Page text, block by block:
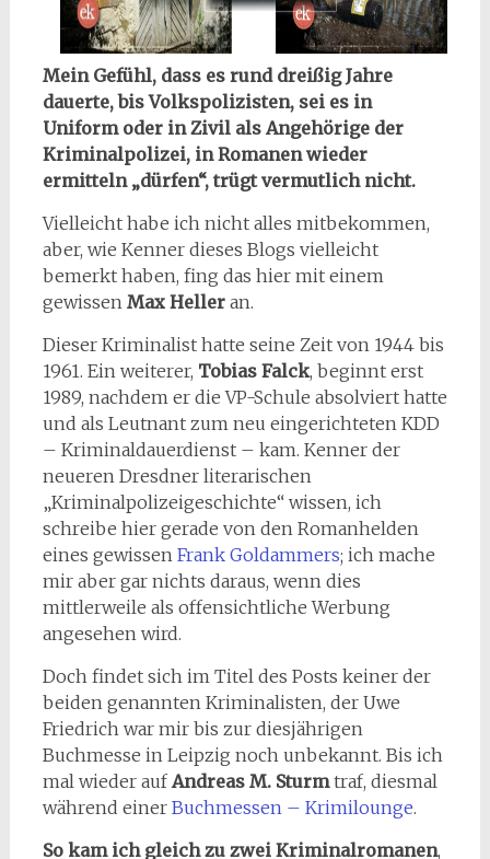
Mein Gefühl, dass es rund dreißig Jahre
dauerte, bis Volkspolizisten, sei es in
Uniform oder in Zivil als Angehörige der
Kriminalpolizei, in Romanen wieder
ermitteln „dürfen“, trügt vermutlich nicht.
Vielleicht habe ich nicht alles mitbekommen,
aber, wie Kenner dieses Blogs vielleicht
bemerkt haben, fing das hier mit einem
gewissen Max Helleran.
Dieser Kriminalist hatte seine Zeit von 1944 bis
1961. Ein weiterer, Tobias Falck, beginnt erst
1989, nachdem er die VP-Schule absolviert hatte
und als Leutnant zum neu eingerichteten KDD
– Kriminaldauerdienst – kam. Kenner der
neueren Dresdner literarischen
„Kriminalpolizeigeschichte“ wissen, ich
schreibe hier gerade von den Romanhelden
eines gewissen Frank Goldammers; ich mache
mir aber gar nichts daraus, wenn dies
mittlerweile als offensichtliche Werbung
angesehen wird.
Doch findet sich im Titel des Posts keiner der
beiden genannten Kriminalisten, der Uwe
Friedrich war mir bis zur diesjährigen
Buchmesse in Leipzig noch unbekannt. Bis ich
mal wieder aufAndreas M. Sturmtraf, diesmal
während einer Buchmessen – Krimilounge.
So kam ich gleich zu zwei Kriminalromanen,